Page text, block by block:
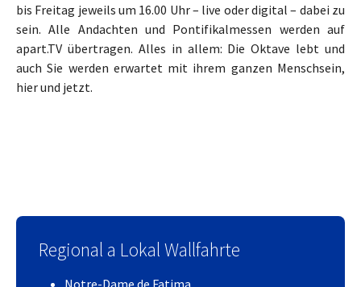
bis Freitag jeweils um 16.00 Uhr – live oder digital – dabei zu
sein. Alle Andachten und Pontifikalmessen werden auf
apart.TV übertragen. Alles in allem: Die Oktave lebt und
auch Sie werden erwartet mit ihrem ganzen Menschsein,
hier und jetzt.
Regional a Lokal Wallfahrte